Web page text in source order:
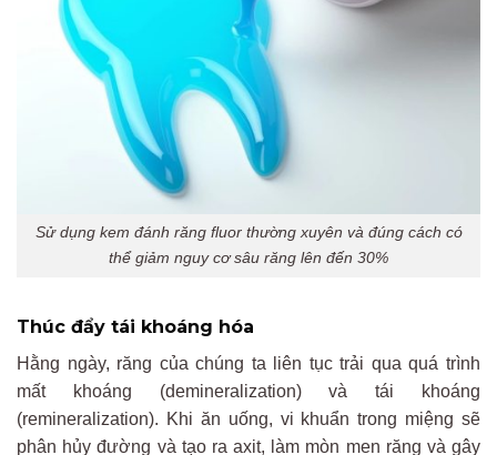
Sử dụng kem đánh răng fluor thường xuyên và đúng cách có
thể giảm nguy cơ sâu răng lên đến 30%
Thúc đẩy tái khoáng hóa
Hằng ngày, răng của chúng ta liên tục trải qua quá trình
mất khoáng (demineralization) và tái khoáng
(remineralization). Khi ăn uống, vi khuẩn trong miệng sẽ
phân hủy đường và tạo ra axit, làm mòn men răng và gây